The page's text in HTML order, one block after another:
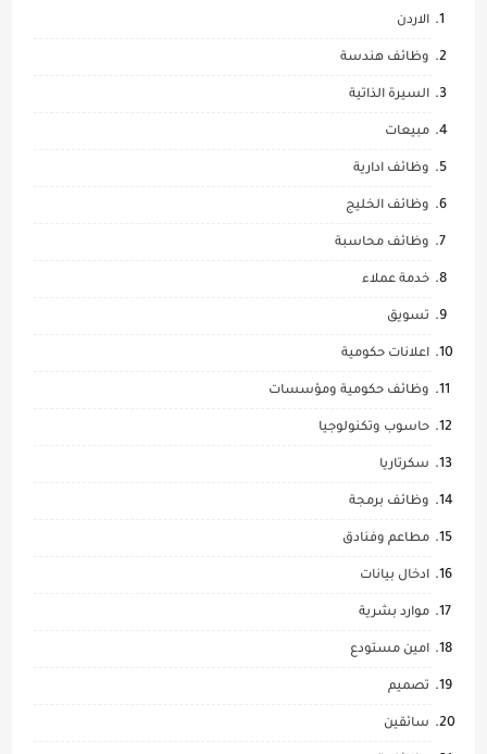
الاردن
وظائف هندسة
السيرة الذاتية
مبيعات
وظائف ادارية
وظائف الخليج
وظائف محاسبة
خدمة عملاء
تسويق
اعلانات حكومية
وظائف حكومية ومؤسسات
حاسوب وتكنولوجيا
سكرتاريا
وظائف برمجة
مطاعم وفنادق
ادخال بيانات
موارد بشرية
امين مستودع
تصميم
سائقين